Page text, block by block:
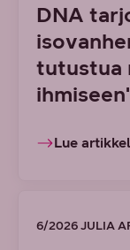
DNA
tutustua
Lue
6/2026 JULIA